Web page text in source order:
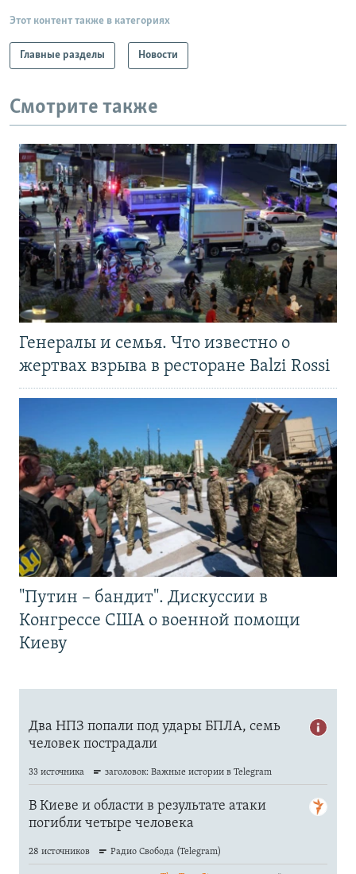
Этот контент также в категориях
Главные разделы Новости
Смотрите также
Генералы и семья. Что известно о
жертвах взрыва в ресторане Balzi Rossi
"Путин – бандит". Дискуссии в
Конгрессе США о военной помощи
Киеву